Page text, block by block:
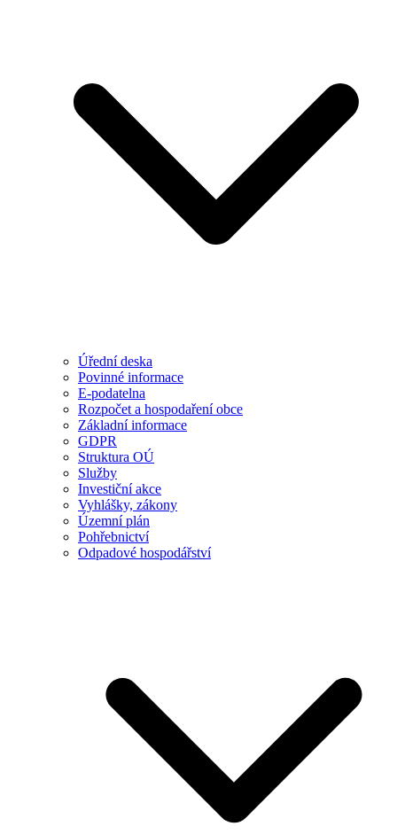
Úřední deska
Povinné informace
E-podatelna
Rozpočet a hospodaření obce
Základní informace
GDPR
Struktura OÚ
Služby
Investiční akce
Vyhlášky, zákony
Územní plán
Pohřebnictví
Odpadové hospodářství